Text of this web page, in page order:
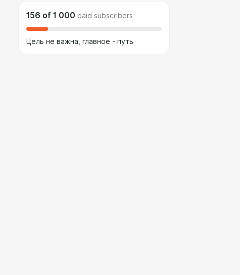
156 of 1 000 paid subscribers
Цель не важна, главное - путь